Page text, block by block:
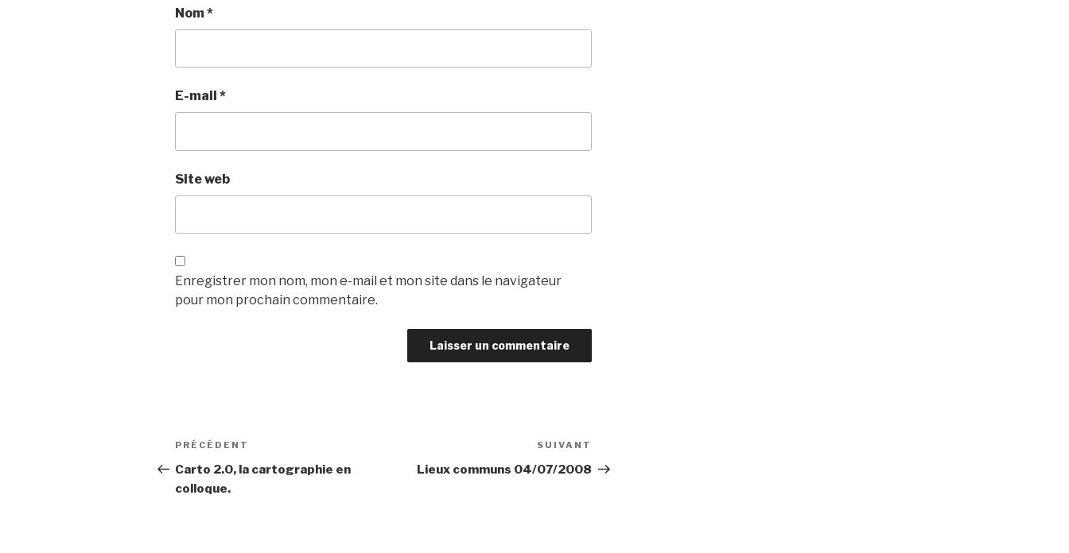
Nom*
E-mail *
Site web
Enregistrer mon nom, mon e-mail et mon site dans le navigateur
pour mon prochain commentaire.
Navigation
de
l’article
Article
précédent
PRÉCÉDENT
Carto 2.0, la cartographie en
colloque.
suivant
SUIVANT
Lieux communs 04/07/2008